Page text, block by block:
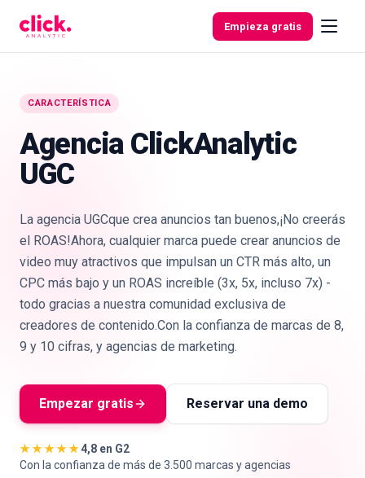
Empieza gratis
Funcionalidades
Herramientas
🇪🇸
CARACTERÍSTICA
Agencia ClickAnalytic
UGC
La agencia UGCque crea anuncios tan buenos,¡No creerás
el ROAS!Ahora, cualquier marca puede crear anuncios de
video muy atractivos que impulsan un CTR más alto, un
CPC más bajo y un ROAS increíble (3x, 5x, incluso 7x) -
todo gracias a nuestra comunidad exclusiva de
creadores de contenido.Con la confianza de marcas de 8,
9 y 10 cifras, y agencias de marketing.
Empezar gratis Reservar una demo
★★★★★4,8 en G2
Con la confianza de más de 3.500 marcas y agencias